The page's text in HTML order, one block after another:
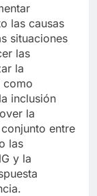
las causas
situaciones
las
la
como
inclusión
la
entre
las
y la